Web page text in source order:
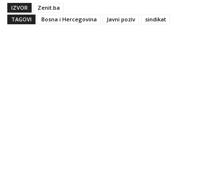
IZVOR
Zenit.ba
TAGOVI
Bosna i Hercegovina Javni poziv sindikat